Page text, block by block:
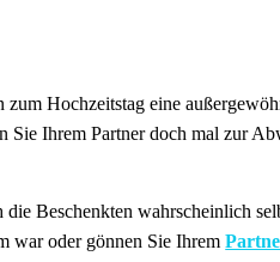
zum Hochzeitstag eine
Sie Ihrem Partner doch mal zur
die Beschenkten wahrscheinlich
war oder gönnen Sie Ihrem